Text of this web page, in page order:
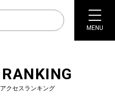
MENU
RANKING
アクセスランキング